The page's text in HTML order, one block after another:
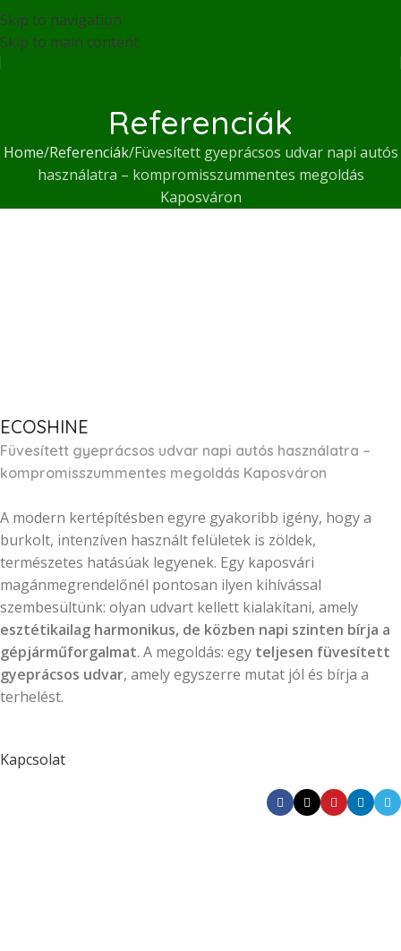
Skip to navigation
Skip to main content
Referenciák
Home Referenciák Füvesített gyeprácsos udvar napi autós
használatra – kompromisszummentes megoldás
Kaposváron
ECOSHINE
Füvesített gyeprácsos udvar napi autós használatra –
kompromisszummentes megoldás Kaposváron
A modern kertépítésben egyre gyakoribb igény, hogy a
burkolt, intenzíven használt felületek is zöldek,
természetes hatásúak legyenek. Egy kaposvári
magánmegrendelőnél pontosan ilyen kihívással
szembesültünk: olyan udvart kellett kialakítani, amely
esztétikailag harmonikus, de közben napi szinten bírja a
gépjárműforgalmat. A megoldás: egy teljesen füvesített
gyeprácsos udvar, amely egyszerre mutat jól és bírja a
terhelést.
Kapcsolat